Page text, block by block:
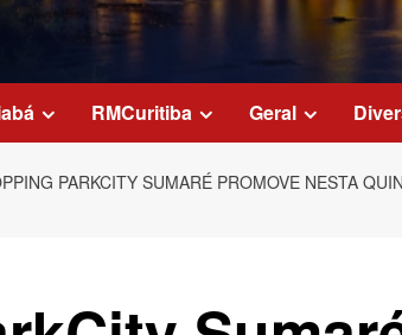
RMCuritiba Geral
PARKCITY SUMARÉ PROMOVE NESTA